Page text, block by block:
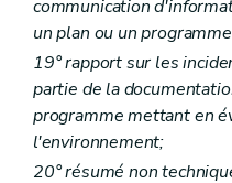
Chapitre II (
Art. R 18
Art. R 19
Art. R 20
Art. R 21
Art. R 22
Art. R 23
Art. R 24
communication
un plan ou un
19° rapport sur les
partie de la
programme mettant en
l'environnement;
20° résumé non